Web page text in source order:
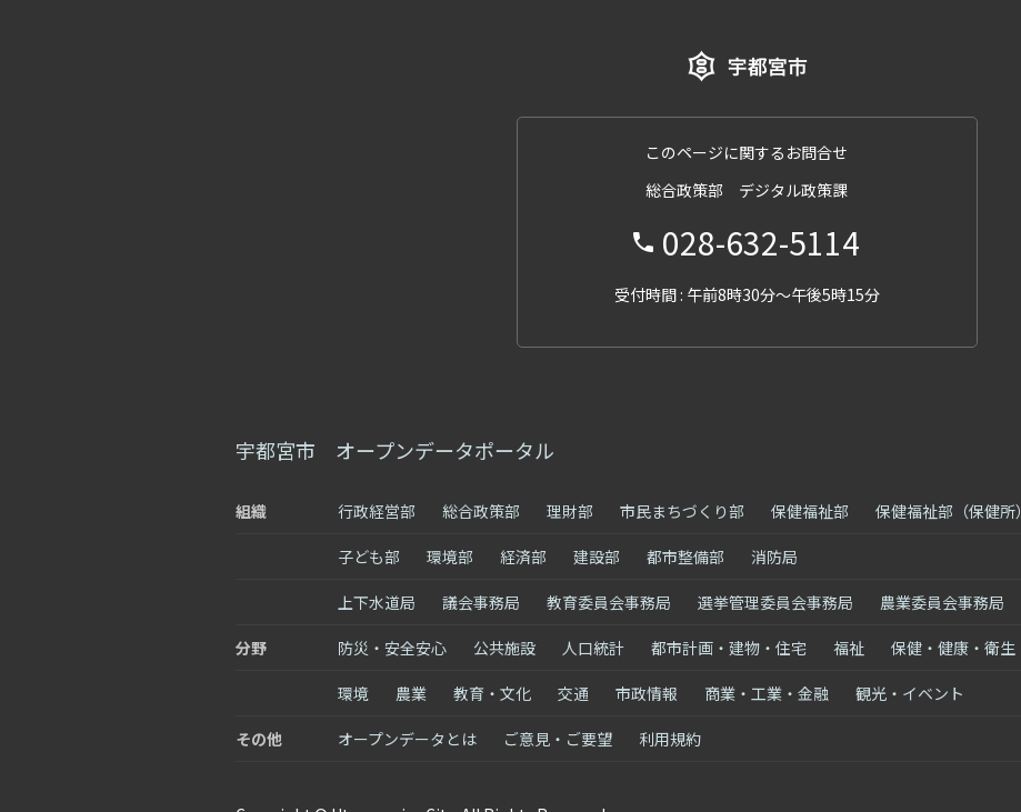
このページに関するお問合せ
総合政策部 デジタル政策課
028-632-5114
受付時間 : 午前8時30分～午後5時15分
宇都宮市 オープンデータポータル
組織 行政経営部 総合政策部 理財部 市民まちづくり部 保健福祉部 保健福祉部（保健所）
子ども部 環境部 経済部 建設部 都市整備部 消防局
上下水道局 議会事務局 教育委員会事務局 選挙管理委員会事務局 農業委員会事務局
分野 防災・安全安心 公共施設 人口統計 都市計画・建物・住宅 福祉 保健・健康・衛生
環境 農業 教育・文化 交通 市政情報 商業・工業・金融 観光・イベント
その他 オープンデータとは ご意見・ご要望 利用規約